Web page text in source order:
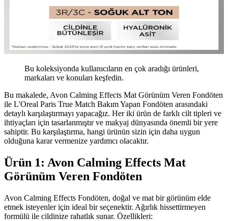
Bu koleksiyonda kullanıcıların en çok aradığı ürünleri,
markaları ve konuları keşfedin.
Bu makalede, Avon Calming Effects Mat Görünüm Veren Fondöten
ile L'Oreal Paris True Match Bakım Yapan Fondöten arasındaki
detaylı karşılaştırmayı yapacağız. Her iki ürün de farklı cilt tipleri ve
ihtiyaçları için tasarlanmıştır ve makyaj dünyasında önemli bir yere
sahiptir. Bu karşılaştırma, hangi ürünün sizin için daha uygun
olduğuna karar vermenize yardımcı olacaktır.
Ürün 1: Avon Calming Effects Mat
Görünüm Veren Fondöten
Avon Calming Effects Fondöten, doğal ve mat bir görünüm elde
etmek isteyenler için ideal bir seçenektir. Ağırlık hissettirmeyen
formülü ile cildinize rahatlık sunar. Özellikleri: